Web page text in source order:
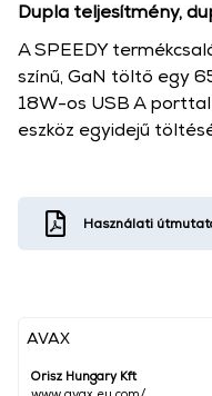
AVAX
Orisz Hungary Kft
Dupla teljesítmény,
A SPEEDY
színű, GaN töltő egy
18W-os USB A
eszköz egyidejű
Használati